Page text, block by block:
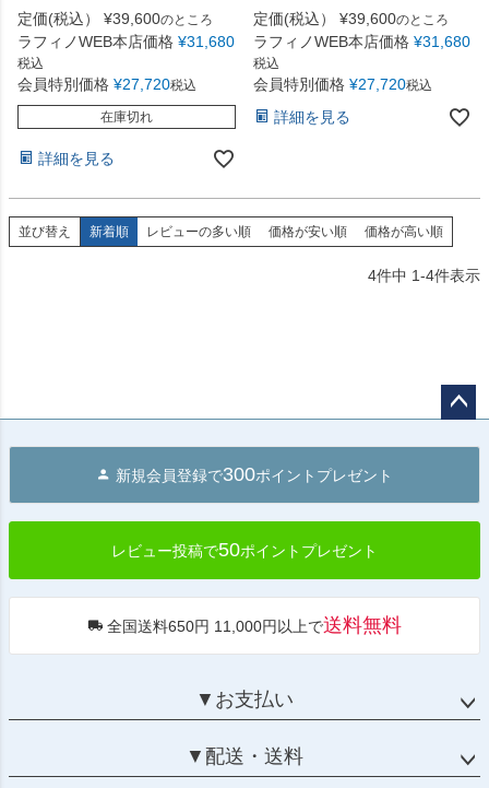
定価(税込）
¥39,600のところ
ラフィノWEB本店価格 ¥31,680
税込
会員特別価格 ¥27,720税込
在庫切れ
詳細を見る
定価(税込）
¥39,600のところ
ラフィノWEB本店価格 ¥31,680
税込
会員特別価格 ¥27,720税込
詳細を見る
並び替え 新着順 レビューの多い順 価格が安い順 価格が高い順
4件中 1-4件表示
へ
新規会員登録で300ポイントプレゼント
レビュー投稿で50ポイントプレゼント
全国送料650円 11,000円以上で送料無料
▼お支払い
▼配送・送料